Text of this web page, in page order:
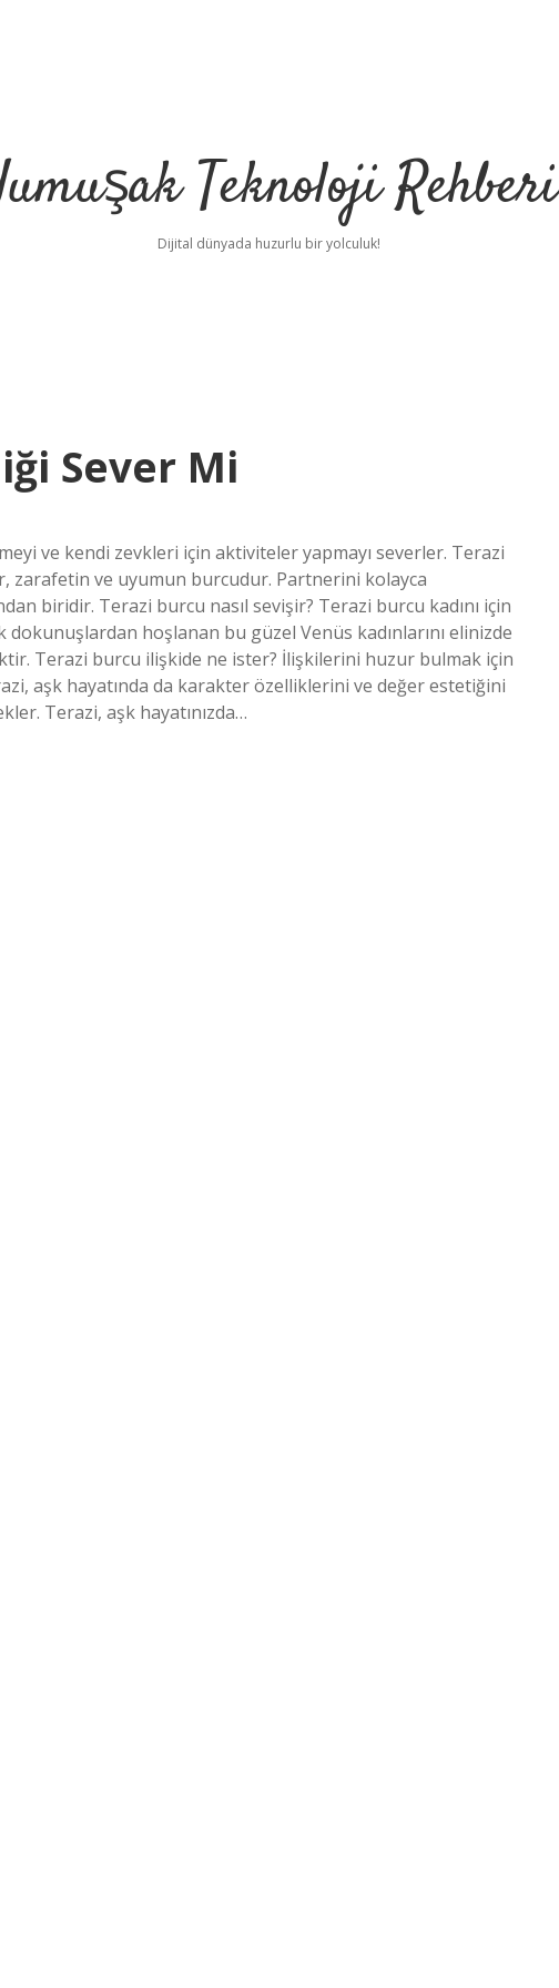
Teknoloji Rehberi
Dijital dünyada huzurlu bir yolculuk!
Sever Mi
ve kendi zevkleri için aktiviteler yapmayı severler. Terazi
zarafetin ve uyumun burcudur. Partnerini kolayca
biridir. Terazi burcu nasıl sevişir? Terazi burcu kadını için
dokunuşlardan hoşlanan bu güzel Venüs kadınlarını elinizde
Terazi burcu ilişkide ne ister? İlişkilerini huzur bulmak için
aşk hayatında da karakter özelliklerini ve değer estetiğini
Terazi, aşk hayatınızda…